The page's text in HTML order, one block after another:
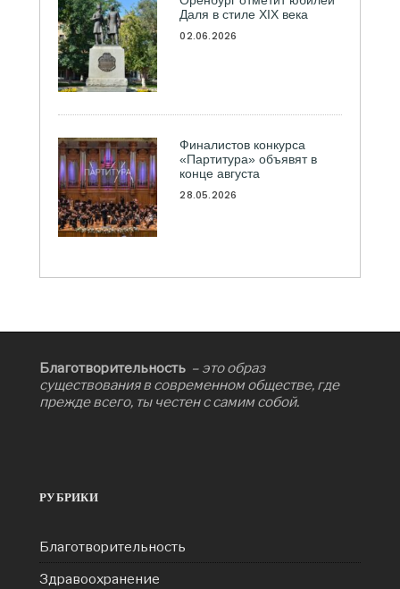
Даля в стиле XIX века
02.06.2026
Финалистов конкурса
«Партитура» объявят в
конце августа
28.05.2026
Благотворительность – это образ
существования в современном обществе, где
прежде всего, ты честен с самим собой.
РУБРИКИ
Благотворительность
Здравоохранение